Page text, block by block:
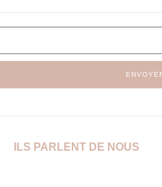
ILS PARLENT DE NOUS